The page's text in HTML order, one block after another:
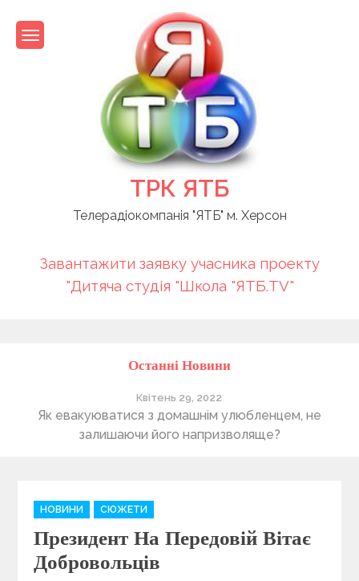
content
ТРК ЯТБ
Телерадіокомпанія "ЯТБ" м. Херсон
Завантажити заявку учасника проекту
"Дитяча студія "Школа "ЯТБ.TV"
Останні Новини
Квітень 29, 2022
Як евакуюватися з домашнім улюбленцем, не
залишаючи його напризволяще?
C
a
e
g
НОВИНИ СЮЖЕТИ
Президент На Передовій Вітає
Добровольців